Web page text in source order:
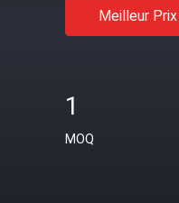
Meilleur Prix
1
MOQ